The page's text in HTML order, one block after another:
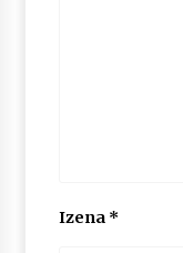
Izena *